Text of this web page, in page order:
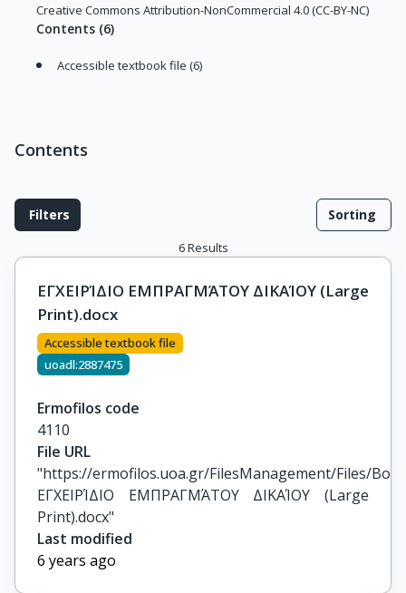
Creative Commons Attribution-NonCommercial 4.0 (CC-BY-NC)
Contents (6)
Accessible textbook file (6)
Contents
Filters Sorting
6Results
ΕΓΧΕΙΡΊΔΙΟ ΕΜΠΡΑΓΜΆΤΟΥ ΔΙΚΑΊΟΥ (Large
Print).docx
Accessible textbook file
uoadl:2887475
Ermofilos code
4110
File URL
"https://ermofilos.uoa.gr/FilesManagement/Files/
ΕΓΧΕΙΡΊΔΙΟ ΕΜΠΡΑΓΜΆΤΟΥ ΔΙΚΑΊΟΥ (Large
Print).docx"
Last modified
6 years ago